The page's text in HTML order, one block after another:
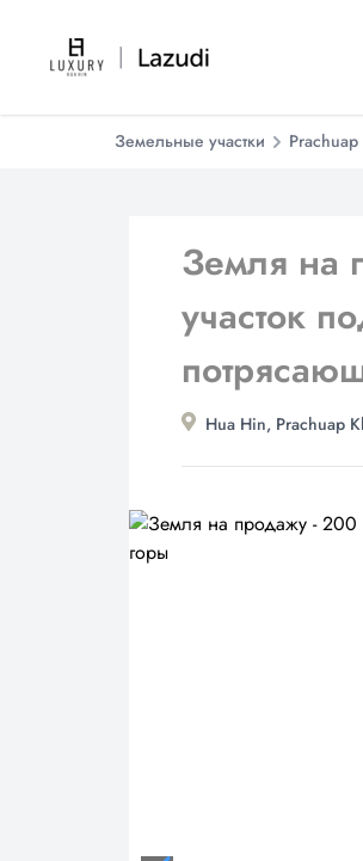
Земельные участки
Земля на
участок
Hua Hin, Prachuap